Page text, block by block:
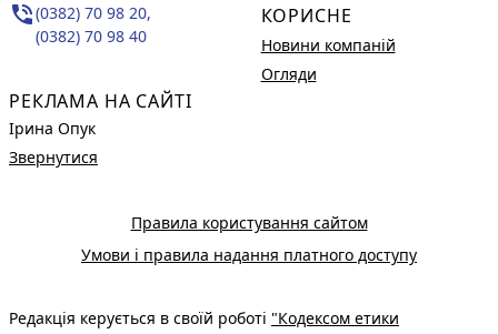
phone_in_talk(0382) 70 98 20,
(0382) 70 98 40
РЕКЛАМА НА САЙТІ
Ірина Опук
Звернутися
КОРИСНЕ
Новини компаній
Огляди
Правила користування сайтом
Умови і правила надання платного доступу
Редакція керується в своїй роботі "Кодексом етики